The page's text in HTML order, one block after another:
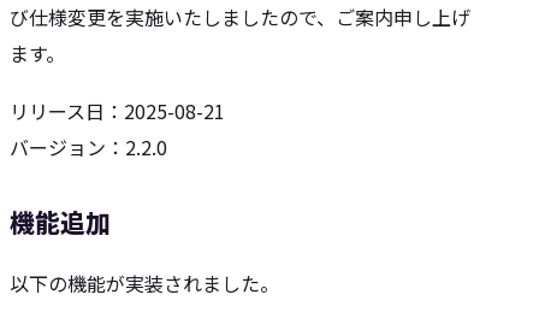
び仕様変更を実施いたしましたので、ご案内申し上げ
ます。
リリース日：2025-08-21
バージョン：2.2.0
機能追加
以下の機能が実装されました。